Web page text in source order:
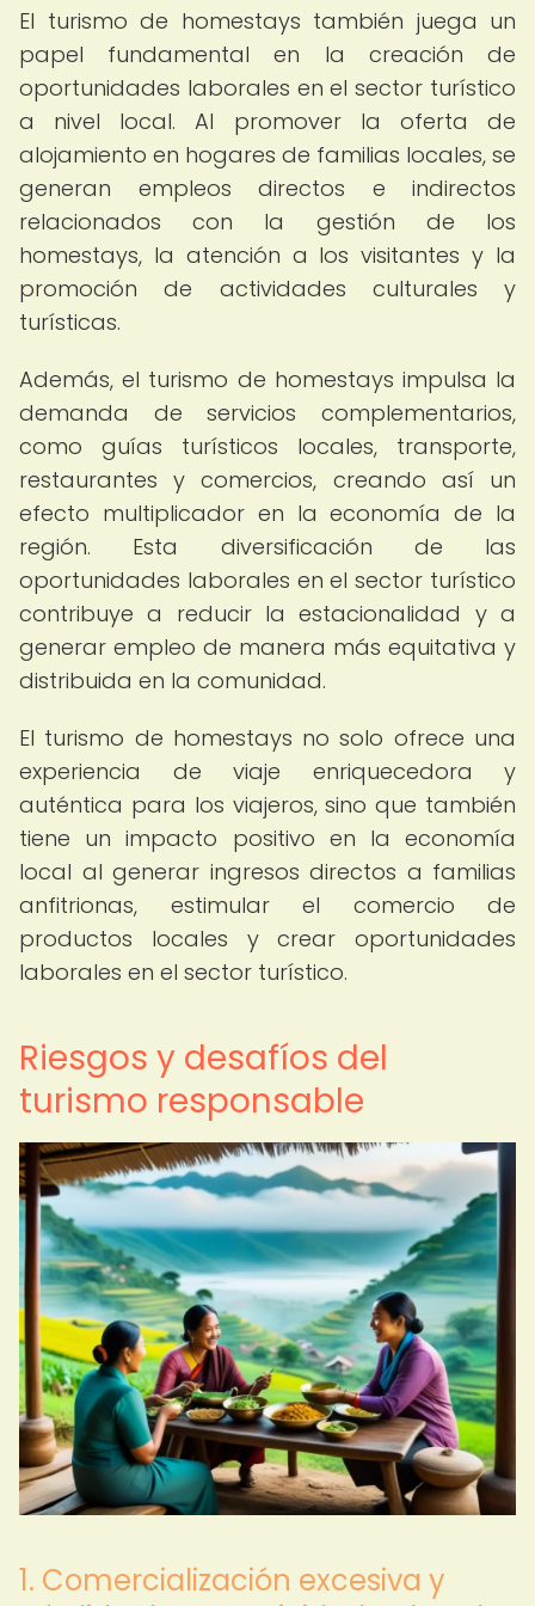
El turismo de homestays también juega un
papel fundamental en la creación de
oportunidades laborales en el sector turístico
a nivel local. Al promover la oferta de
alojamiento en hogares de familias locales, se
generan empleos directos e indirectos
relacionados con la gestión de los
homestays, la atención a los visitantes y la
promoción de actividades culturales y
turísticas.
Además, el turismo de homestays impulsa la
demanda de servicios complementarios,
como guías turísticos locales, transporte,
restaurantes y comercios, creando así un
efecto multiplicador en la economía de la
región. Esta diversificación de las
oportunidades laborales en el sector turístico
contribuye a reducir la estacionalidad y a
generar empleo de manera más equitativa y
distribuida en la comunidad.
El turismo de homestays no solo ofrece una
experiencia de viaje enriquecedora y
auténtica para los viajeros, sino que también
tiene un impacto positivo en la economía
local al generar ingresos directos a familias
anfitrionas, estimular el comercio de
productos locales y crear oportunidades
laborales en el sector turístico.
Riesgos y desafíos del
turismo responsable
1. Comercialización excesiva y